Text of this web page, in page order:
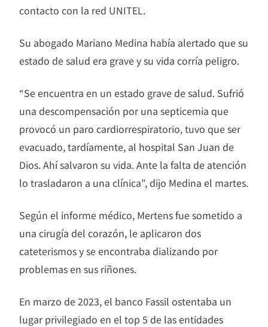
contacto con la red UNITEL.
Su abogado Mariano Medina había alertado que su
estado de salud era grave y su vida corría peligro.
“Se encuentra en un estado grave de salud. Sufrió
una descompensación por una septicemia que
provocó un paro cardiorrespiratorio, tuvo que ser
evacuado, tardíamente, al hospital San Juan de
Dios. Ahí salvaron su vida. Ante la falta de atención
lo trasladaron a una clínica”, dijo Medina el martes.
Según el informe médico, Mertens fue sometido a
una cirugía del corazón, le aplicaron dos
cateterismos y se encontraba dializando por
problemas en sus riñones.
En marzo de 2023, el banco Fassil ostentaba un
lugar privilegiado en el top 5 de las entidades